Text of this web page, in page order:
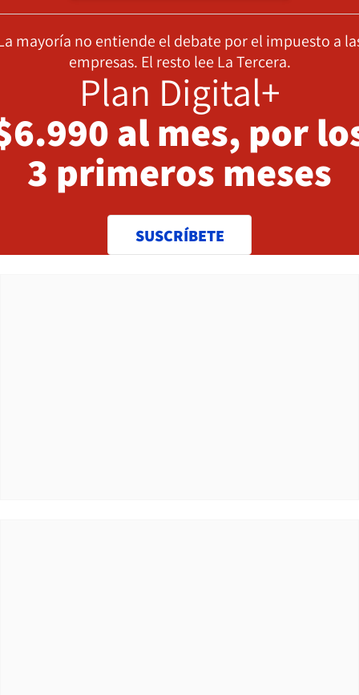
mayoría no entiende el debate por el impuesto a
empresas. El resto lee La Tercera.
Plan Digital+
al mes, por
3 primeros meses
SUSCRÍBETE